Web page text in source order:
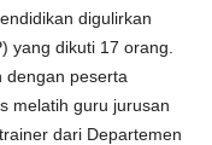
digulirkan
yang dikuti 17 orang.
dengan peserta
melatih guru jurusan
dari Departemen